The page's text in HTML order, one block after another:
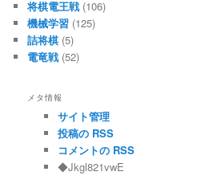
将棋電王戦 (106)
機械学習 (125)
詰将棋 (5)
電竜戦 (52)
メタ情報
サイト管理
投稿の RSS
コメントの RSS
◆Jkgl821vwE